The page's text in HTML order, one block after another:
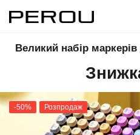
Великий набір
-50% Розпродаж